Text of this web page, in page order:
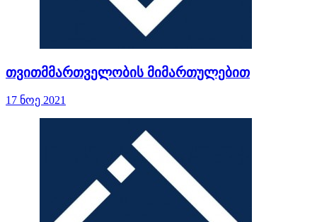
თვითმმართველობის მიმართულებით
17 ნოე 2021